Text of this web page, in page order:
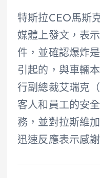
特斯拉CEO馬斯
媒體上發文，表
件，並確認爆炸
引起的，與車輛
行副總裁艾瑞克
客人和員工的安
務，並對拉斯維
迅速反應表示感謝